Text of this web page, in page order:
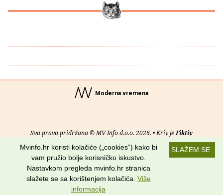
Moderna vremena
Sva prava pridržana © MV Info d.o.o. 2026. • Kriv jeFiktiv
Uvjeti korištenja RSS kanali
Potraži nas na:
SLAŽEM SE
Mvinfo.hr koristi kolačiće („cookies“) kako bi
vam pružio bolje korisničko iskustvo.
Nastavkom pregleda mvinfo.hr stranica
slažete se sa korištenjem kolačića. Više
informacija